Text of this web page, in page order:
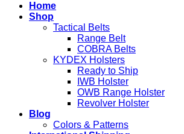
Home
Shop
Tactical Belts
Range Belt
COBRA Belts
KYDEX Holsters
Ready to Ship
IWB Holster
OWB Range Holster
Revolver Holster
Blog
Colors & Patterns